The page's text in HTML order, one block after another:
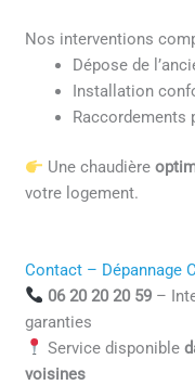
Nos interventions
Dépose de
Installation
Raccordements
Une chaudière
votre logement.
Contact – Dépannage
06 20 20 20 59–
garanties
Service disponible
voisines